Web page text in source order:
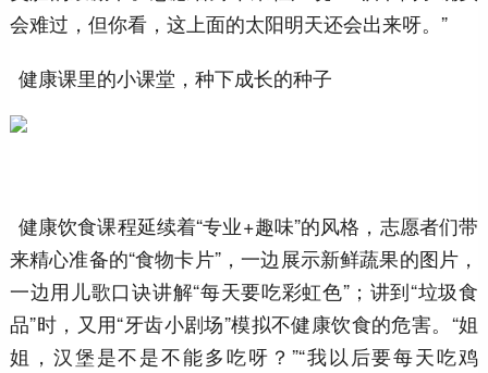
会难过，但你看，这上面的太阳明天还会出来呀。”
健康课里的小课堂，种下成长的种子
健康饮食课程延续着“专业+趣味”的风格，志愿者们带
来精心准备的“食物卡片”，一边展示新鲜蔬果的图片，
一边用儿歌口诀讲解“每天要吃彩虹色”；讲到“垃圾食
品”时，又用“牙齿小剧场”模拟不健康饮食的危害。“姐
姐，汉堡是不是不能多吃呀？”“我以后要每天吃鸡